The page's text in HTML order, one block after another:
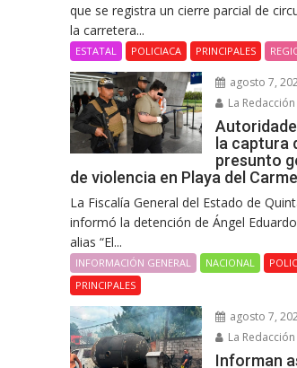
que se registra un cierre parcial de
la carretera...
ESTATAL POLICIACA PRINCIPALES
agosto 7,
La Redacción
la captura
presunto
de violencia en Playa del
La Fiscalía General del Estado de
informó la detención de Ángel Eduardo
alias “El...
INFORMACIÓN GENERAL NACIONAL
PRINCIPALES
agosto 7,
La Redacción
Informan